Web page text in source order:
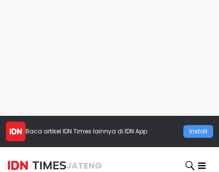
Baca artikel IDN Times lainnya di IDN App Install
JATENG